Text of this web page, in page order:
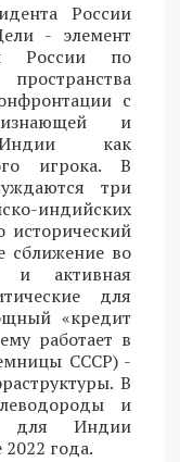
России
- элемент
России по
с
и
как
игрока. В
три
индийских
исторический
сближение во
и активная
для
«кредит
работает в
СССР) -
В
и
для Индии
года.